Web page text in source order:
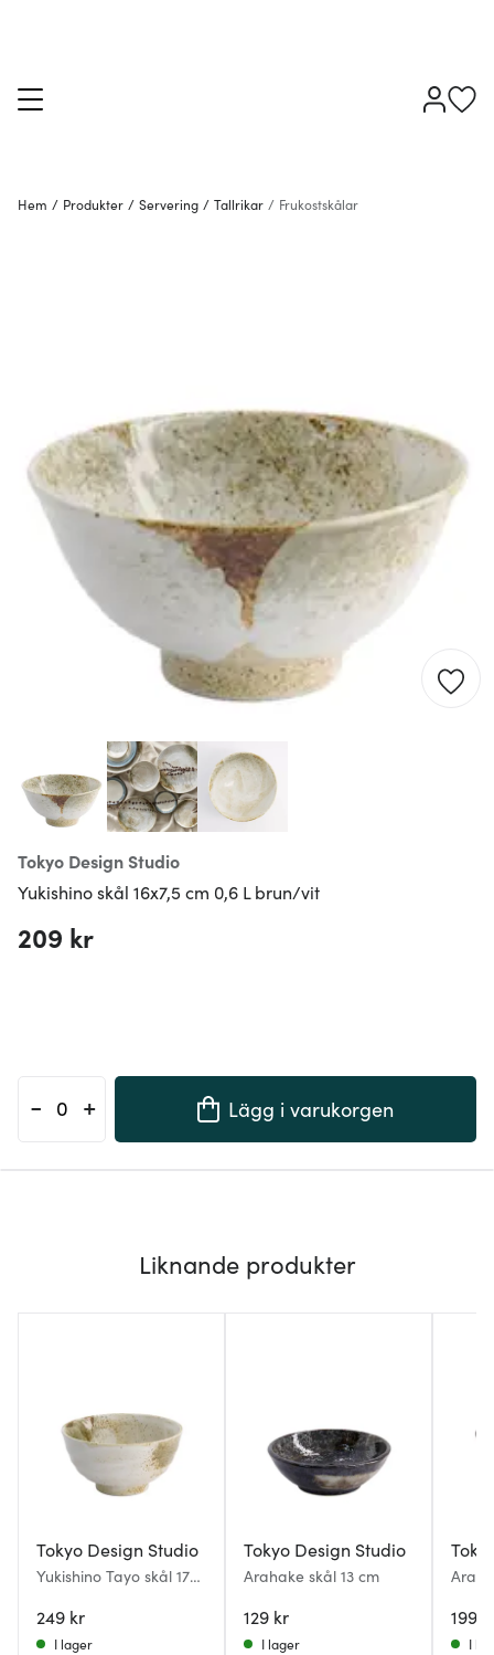
Hem / Produkter / Servering / Tallrikar / Frukostskålar
Tokyo Design Studio
Yukishino skål 16x7,5 cm 0,6 L brun/vit
209 kr
- + Lägg i varukorgen
Liknande produkter
Tokyo Design Studio
Yukishino Tayo skål 17x9
249 kr
I lager
Tokyo Design Studio
Arahake skål 13 cm
129 kr
I lager
199
I